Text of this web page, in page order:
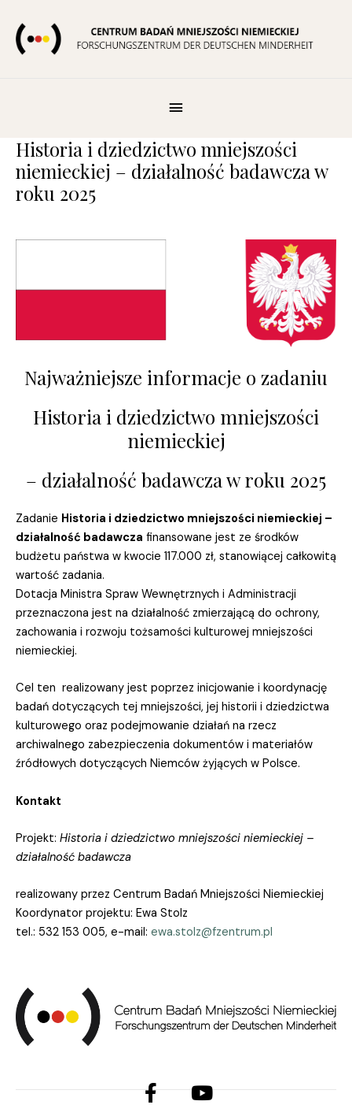
content
Historia i dziedzictwo mniejszości
niemieckiej – działalność badawcza w
roku 2025
Najważniejsze informacje o zadaniu
Historia i dziedzictwo mniejszości
niemieckiej
– działalność badawcza w roku 2025
Zadanie Historia i dziedzictwo mniejszości niemieckiej –
działalność badawcza finansowane jest ze środków
budżetu państwa w kwocie 117.000 zł, stanowiącej całkowitą
wartość zadania.
Dotacja Ministra Spraw Wewnętrznych i Administracji
przeznaczona jest na działalność zmierzającą do ochrony,
zachowania i rozwoju tożsamości kulturowej mniejszości
niemieckiej.
Cel ten realizowany jest poprzez inicjowanie i koordynację
badań dotyczących tej mniejszości, jej historii i dziedzictwa
kulturowego oraz podejmowanie działań na rzecz
archiwalnego zabezpieczenia dokumentów i materiałów
źródłowych dotyczących Niemców żyjących w Polsce.
Kontakt
Projekt: Historia i dziedzictwo mniejszości niemieckiej –
działalność badawcza
realizowany przez Centrum Badań Mniejszości Niemieckiej
Koordynator projektu: Ewa Stolz
tel.: 532 153 005, e-mail: ewa.stolz@fzentrum.pl
f